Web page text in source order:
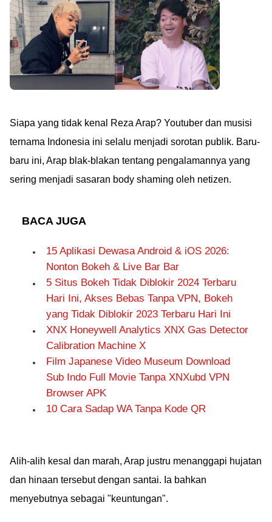
Siapa yang tidak kenal Reza Arap? Youtuber dan musisi
ternama Indonesia ini selalu menjadi sorotan publik. Baru-
baru ini, Arap blak-blakan tentang pengalamannya yang
sering menjadi sasaran body shaming oleh netizen.
BACA JUGA
15 Aplikasi Dewasa Android & iOS 2026:
Nonton Bokeh & Live Bar Bar
5 Situs Bokeh Tidak Diblokir 2024 Terbaru
Hari Ini, Akses Bebas Tanpa VPN, Bokeh
yang Tidak Diblokir 2023 Terbaru Hari Ini
XNX Honeywell Analytics XNX Gas Detector
Calibration Machine X
Film Japanese Video Museum Download
Sub Indo Full Movie Tanpa XNXubd VPN
Browser APK
10 Cara Sadap WA Tanpa Kode QR
Alih-alih kesal dan marah, Arap justru menanggapi hujatan
dan hinaan tersebut dengan santai. Ia bahkan
menyebutnya sebagai "keuntungan".